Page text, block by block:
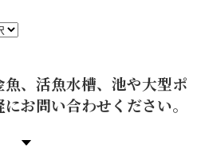
、活魚水槽、池や大型ポ
お問い合わせください。